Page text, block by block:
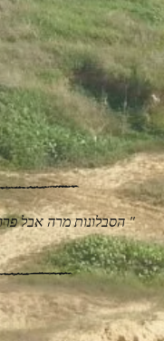
" הסבלונות מרה אבל פרותיה מתוקים "